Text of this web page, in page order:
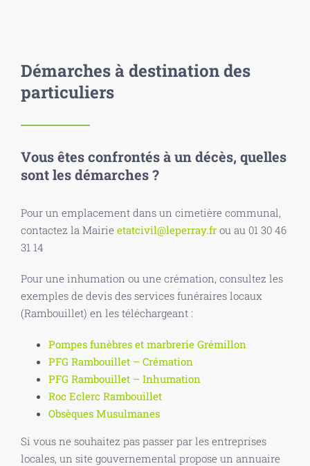
Démarches à destination des
particuliers
Vous êtes confrontés à un décès, quelles
sont les démarches ?
Pour un emplacement dans un cimetière communal,
contactez la Mairie etatcivil@leperray.fr ou au 01 30 46
31 14
Pour une inhumation ou une crémation, consultez les
exemples de devis des services funéraires locaux
(Rambouillet) en les téléchargeant :
Pompes funèbres et marbrerie Grémillon
PFG Rambouillet – Crémation
PFG Rambouillet – Inhumation
Roc Eclerc Rambouillet
Obsèques Musulmanes
Si vous ne souhaitez pas passer par les entreprises
locales, un site gouvernemental propose un annuaire